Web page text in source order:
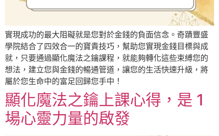
實現成功的最大阻礙就是您對於金錢的負面信念。奇蹟豐盛
學院結合了四效合一的寶貴技巧，幫助您實現金錢目標與成
就，只要通過顯化魔法之鑰課程，就能夠轉化這些束縛您的
想法，建立您與金錢的暢通管道，讓您的生活快速升級，將
屬於您生命中的富足回歸您手中！
顯化魔法之鑰上課心得，是 1
場心靈力量的啟發